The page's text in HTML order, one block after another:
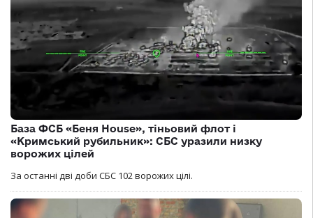
База ФСБ «Беня House», тіньовий флот і
«Кримський рубильник»: СБС уразили низку
ворожих цілей
За останні дві доби СБС 102 ворожих цілі.